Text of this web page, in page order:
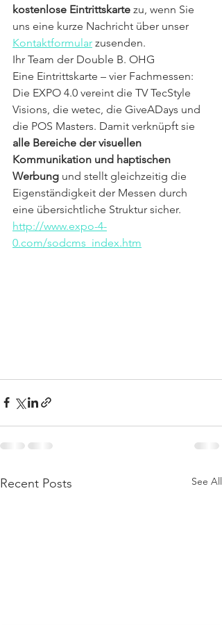
kostenlose Eintrittskarte zu, wenn Sie
uns eine kurze Nachricht über unser
Kontaktformular zusenden.
Ihr Team der Double B. OHG
Eine Eintrittskarte – vier Fachmessen:
Die EXPO 4.0 vereint die TV TecStyle
Visions, die wetec, die GiveADays und
die POS Masters. Damit verknüpft sie
alle Bereiche der visuellen
Kommunikation und haptischen
Werbung und stellt gleichzeitig die
Eigenständigkeit der Messen durch
eine übersichtliche Struktur sicher.
http://www.expo-4-
0.com/sodcms_index.htm
Recent Posts See All